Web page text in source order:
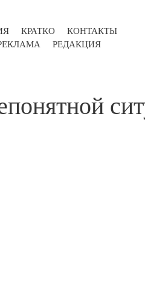
КРАТКО
КОНТАКТЫ
РЕДАКЦИЯ